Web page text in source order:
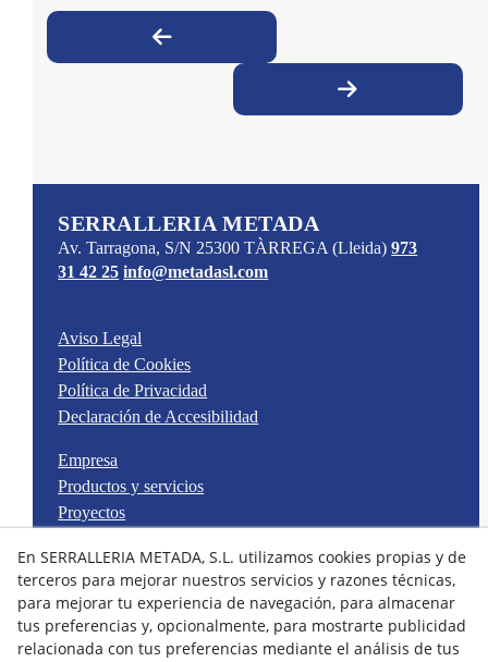
SERRALLERIA METADA
Av. Tarragona, S/N 25300 TÀRREGA (Lleida) 973
31 42 25 info@metadasl.com
Aviso Legal
Política de Cookies
Política de Privacidad
Declaración de Accesibilidad
Empresa
Productos y servicios
Proyectos
Instagram
© 08/2026 Serralleria Metada, S.L. - Todos los derechos
En SERRALLERIA METADA, S.L. utilizamos cookies propias y de
terceros para mejorar nuestros servicios y razones técnicas,
para mejorar tu experiencia de navegación, para almacenar
tus preferencias y, opcionalmente, para mostrarte publicidad
relacionada con tus preferencias mediante el análisis de tus